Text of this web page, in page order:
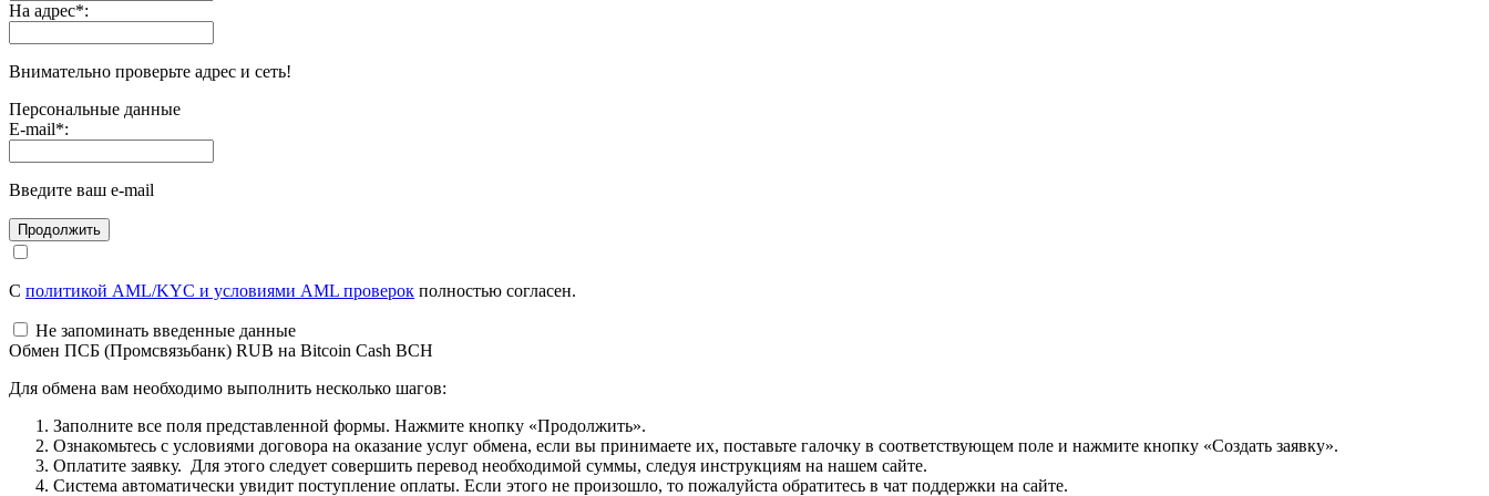
На адрес*:
Внимательно проверьте адрес и сеть!
Персональные данные
E-mail*:
Введите ваш e-mail
С политикой AML/KYC и условиями AML проверок полностью согласен.
Не запоминать введенные данные
Обмен ПСБ (Промсвязьбанк) RUB на Bitcoin Cash BCH
Для обмена вам необходимо выполнить несколько шагов:
Заполните все поля представленной формы. Нажмите кнопку «Продолжить».
Ознакомьтесь с условиями договора на оказание услуг обмена, если вы принимаете их, поставьте галочку в соответствующем поле и нажмите кнопку «Создать заявку».
Оплатите заявку. Для этого следует совершить перевод необходимой суммы, следуя инструкциям на нашем сайте.
Система автоматически увидит поступление оплаты. Если этого не произошло, то пожалуйста обратитесь в чат поддержки на сайте.